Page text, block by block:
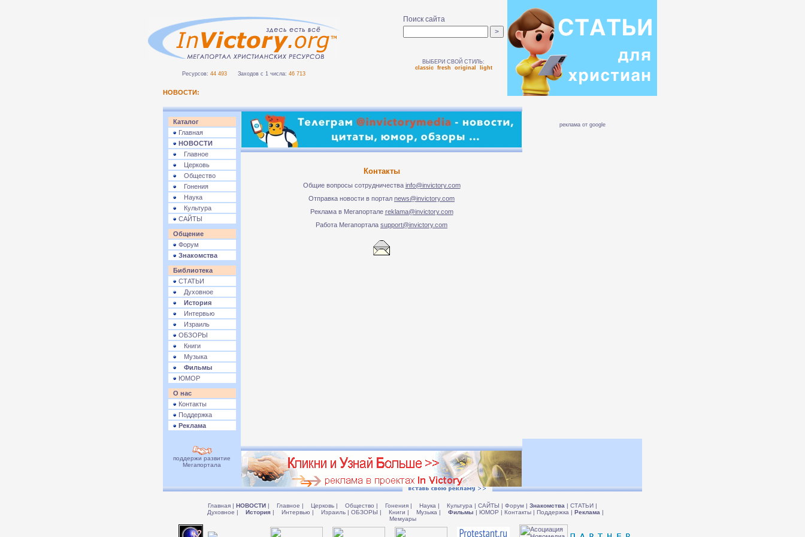
Ресурсов: 44 493 Заходов с 1 числа: 46 713
Поиск сайта
ВЫБЕРИ СВОЙ СТИЛЬ:
classic
fresh original light
НОВОСТИ:
Каталог
Главная
НОВОСТИ
Главное
Церковь
Общество
Гонения
Наука
Культура
САЙТЫ
Общение
Форум
Знакомства
Библиотека
СТАТЬИ
Духовное
История
Интервью
Израиль
ОБЗОРЫ
Книги
Музыка
Фильмы
ЮМОР
О нас
Контакты
Поддержка
Реклама
Контакты
Общие вопросы сотрудничества info@invictory.com
Отправка новости в портал news@invictory.com
Реклама в Мегапортале reklama@invictory.com
Работа Мегапортала support@invictory.com
реклама от google
поддержи развитие
Мегапортала
Главная | НОВОСТИ | Главное | Церковь | Общество | Гонения | Наука | Культура | САЙТЫ | Форум | Знакомства | СТАТЬИ |
Духовное | История | Интервью | Израиль | ОБЗОРЫ | Книги | Музыка | Фильмы | ЮМОР | Контакты | Поддержка | Реклама |
Мемуары